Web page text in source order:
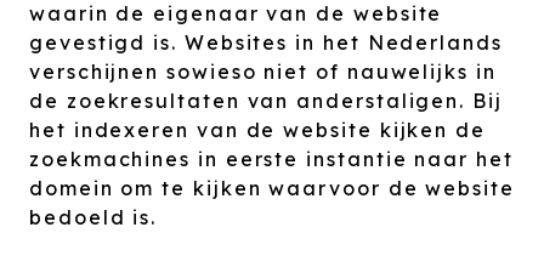
waarin de eigenaar van de website
gevestigd is. Websites in het Nederlands
verschijnen sowieso niet of nauwelijks in
de zoekresultaten van anderstaligen. Bij
het indexeren van de website kijken de
zoekmachines in eerste instantie naar het
domein om te kijken waarvoor de website
bedoeld is.